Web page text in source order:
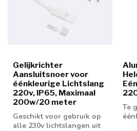
Gelijkrichter
Aansluitsnoer voor
éénkleurige Lichtslang
220v, IP65, Maximaal
200w/20 meter
Geschikt voor gebruik op
alle 230v lichtslangen uit
Te